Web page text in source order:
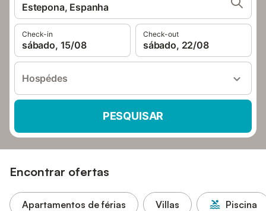
Estepona, Espanha
Check-in
sábado, 15/08
Check-out
sábado, 22/08
Hospédes
PESQUISAR
Encontrar ofertas
Apartamentos de férias Villas Piscina